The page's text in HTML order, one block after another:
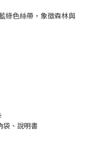
綠色絲帶，象徵森林與
袋、說明書